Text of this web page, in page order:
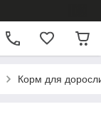
Корм для